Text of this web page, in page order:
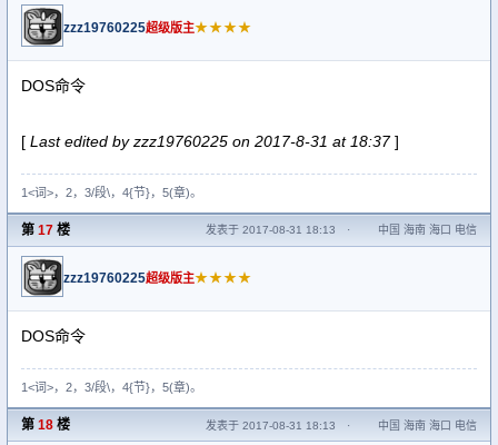
zzz19760225超级版主★★★★
DOS命令
[ Last edited by zzz19760225 on 2017-8-31 at 18:37]
1<词>，2，3/段\，4{节}，5(章)。
第 17 楼 发表于 2017-08-31 18:13 · 中国 海南 海口 电信
zzz19760225超级版主★★★★
DOS命令
1<词>，2，3/段\，4{节}，5(章)。
第 18 楼 发表于 2017-08-31 18:13 · 中国 海南 海口 电信